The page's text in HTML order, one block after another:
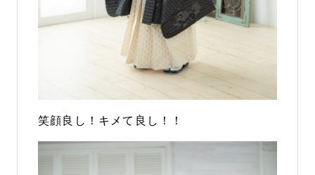
笑顔良し！キメて良し！！